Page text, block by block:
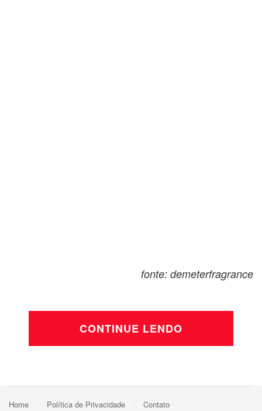
fonte: demeterfragrance
CONTINUE LENDO
Home Política de Privacidade Contato